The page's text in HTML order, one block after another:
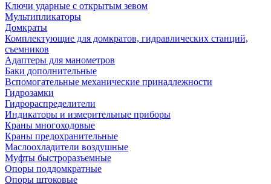
Ключи ударные с открытым зевом
Мультипликаторы
Домкраты
Комплектующие для домкратов, гидравлических станций,
съемников
Адаптеры для манометров
Баки дополнительные
Вспомогательные механические принадлежности
Гидрозамки
Гидрораспределители
Индикаторы и измерительные приборы
Краны многоходовые
Краны предохранительные
Маслоохладители воздушные
Муфты быстроразъемные
Опоры поддомкратные
Опоры штоковые